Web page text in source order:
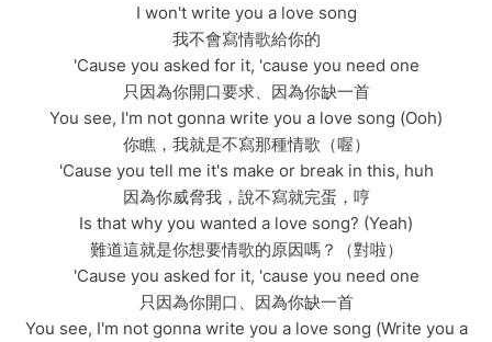
I won't write you a love song
我不會寫情歌給你的
'Cause you asked for it, 'cause you need one
只因為你開口要求、因為你缺一首
You see, I'm not gonna write you a love song (Ooh)
你瞧，我就是不寫那種情歌（喔）
'Cause you tell me it's make or break in this, huh
因為你威脅我，說不寫就完蛋，哼
Is that why you wanted a love song? (Yeah)
難道這就是你想要情歌的原因嗎？（對啦）
'Cause you asked for it, 'cause you need one
只因為你開口、因為你缺一首
You see, I'm not gonna write you a love song (Write you a